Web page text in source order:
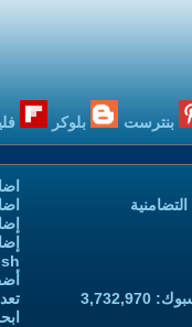
بنترست بلوكر